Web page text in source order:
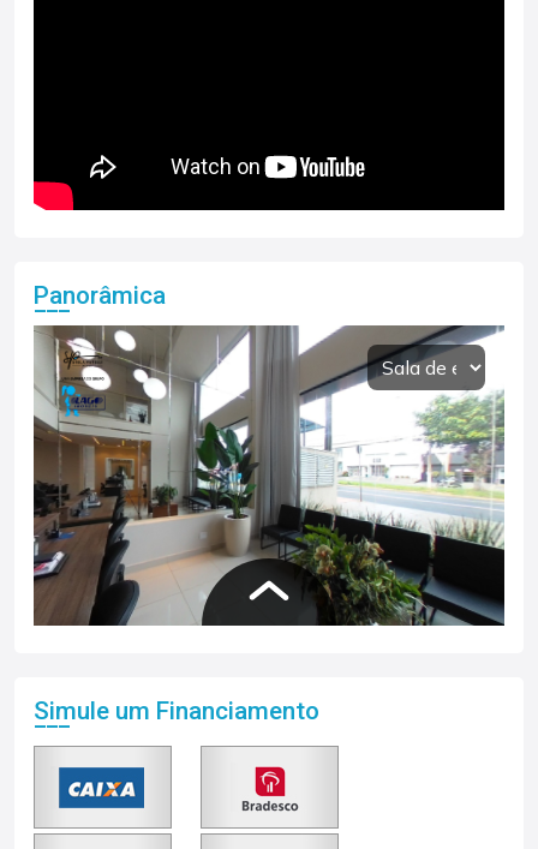
Panorâmica
Simule um Financiamento